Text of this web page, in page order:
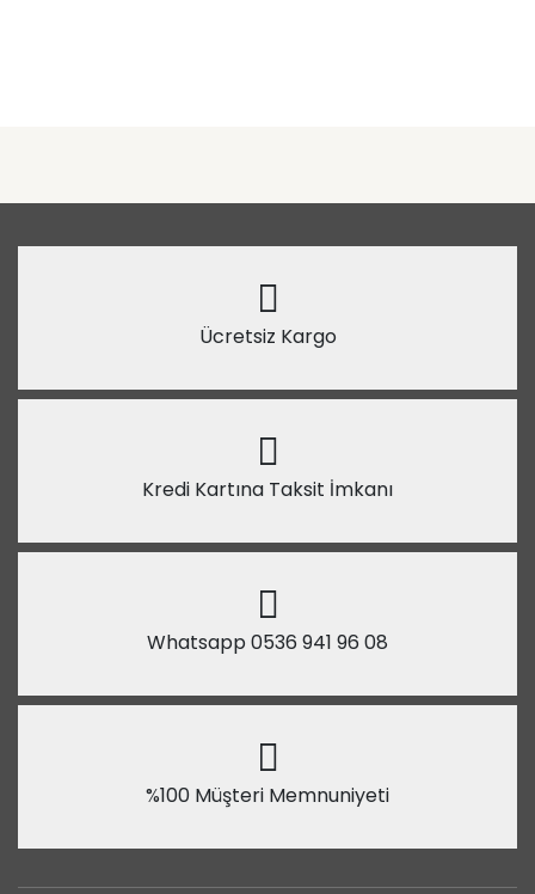
Ücretsiz Kargo
Kredi Kartına Taksit İmkanı
Whatsapp 0536 941 96 08
%100 Müşteri Memnuniyeti